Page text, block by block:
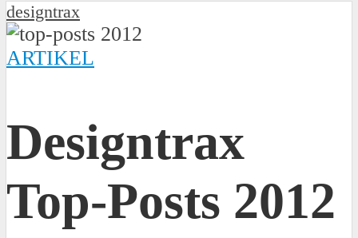
designtrax
ARTIKEL
Designtrax
Top-Posts 2012